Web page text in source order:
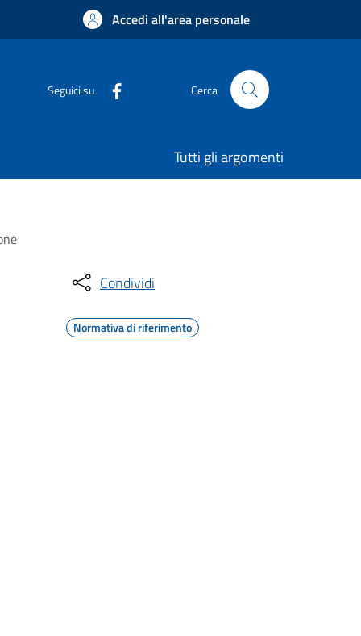
Accedi all'area personale
Seguici su Cerca
Tutti gli argomenti
Condividi
Normativa di riferimento